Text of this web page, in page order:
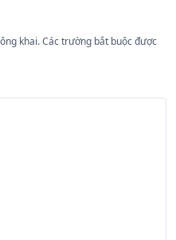
khai.Các trường bắt buộc được